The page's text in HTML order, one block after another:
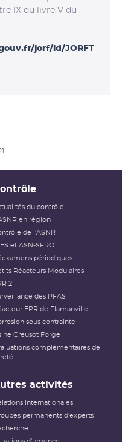
IX du livre V du
jorf/id/JORFT
du contrôle
en région
de l'ASNR
et ASN-SFRO
périodiques
Réacteurs Modulaires
2
des PFAS
EPR de Flamanville
sous contrainte
Creusot Forge
complémentaires de
activités
internationales
permanents d'experts